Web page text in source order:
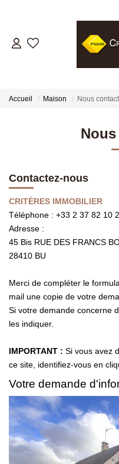
Accueil Maison Nous
Contactez-nous
CRITÈRES IMMOBILIER
Téléphone : +33 2 37 82 10
Adresse :
45 Bis RUE DES FRANCS
28410 BU
Merci de compléter le
mail une copie de votre
Si votre demande concerne
les indiquer.
IMPORTANT : Si vous avez
ce site, identifiez-vous en
Votre demande